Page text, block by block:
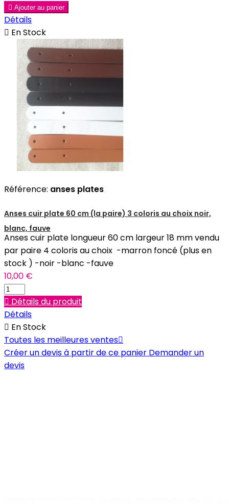
 Ajouter au panier
Détails
 En Stock
Référence: anses plates
Anses cuir plate 60 cm (la paire) 3 coloris au choix noir,
blanc, fauve
Anses cuir plate longueur 60 cm largeur 18 mm vendu
par paire 4 coloris au choix -marron foncé (plus en
stock ) -noir -blanc -fauve
10,00 €
 Détails du produit
Détails
 En Stock
Toutes les meilleures ventes
Créer un devis à partir de ce panier Demander un
devis